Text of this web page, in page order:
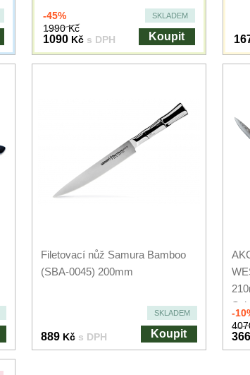
-45% SKLADEM
1990 Kč
1090 Kč s DPH Koupit
Filetovací nůž Samura Bamboo
(SBA-0045) 200mm
SKLADEM
889 Kč s DPH Koupit
-